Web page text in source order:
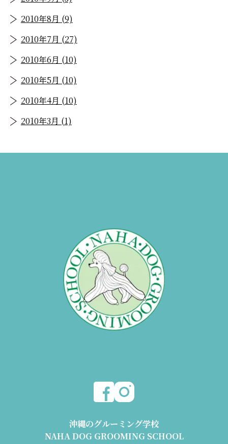
2010年8月 (9)
2010年7月 (27)
2010年6月 (10)
2010年5月 (10)
2010年4月 (10)
2010年3月 (1)
沖縄のグルーミング学校
NAHA DOG GROOMING SCHOOL